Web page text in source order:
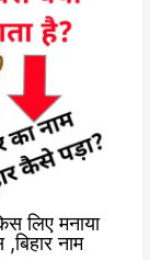
लिए मनाया
नाम